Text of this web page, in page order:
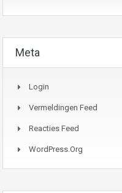
Meta
Login
Vermeldingen Feed
Reacties Feed
WordPress.org